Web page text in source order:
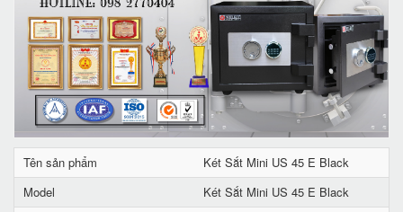
Tên sản phẩm
Két Sắt Mini US 45 E Black
Model
Két Sắt Mini US 45 E Black